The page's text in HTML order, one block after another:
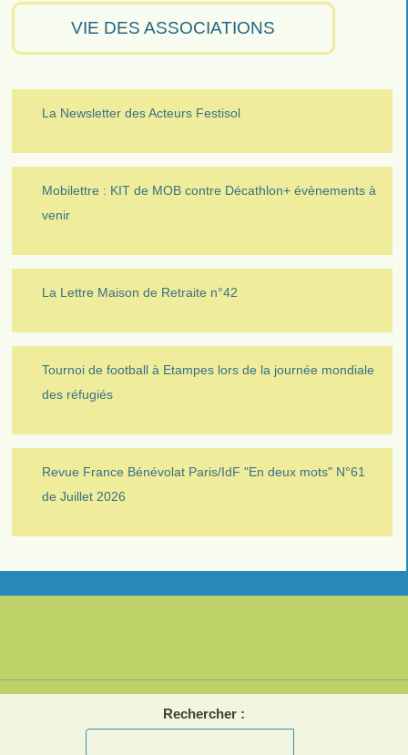
VIE DES ASSOCIATIONS
La Newsletter des Acteurs Festisol
Mobilettre : KIT de MOB contre Décathlon+ évènements à
venir
La Lettre Maison de Retraite n°42
Tournoi de football à Etampes lors de la journée mondiale
des réfugiés
Revue France Bénévolat Paris/IdF "En deux mots" N°61
de Juillet 2026
Rechercher :